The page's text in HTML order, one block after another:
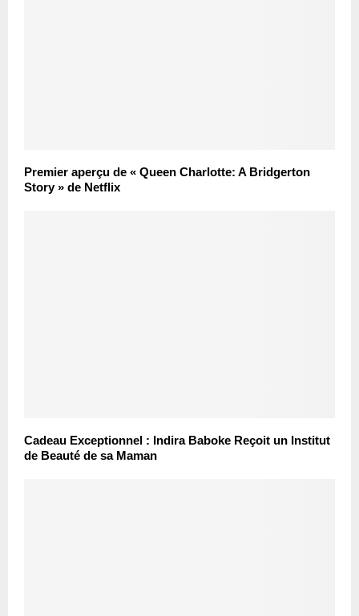
Premier aperçu de « Queen Charlotte: A Bridgerton
Story » de Netflix
Cadeau Exceptionnel : Indira Baboke Reçoit un Institut
de Beauté de sa Maman